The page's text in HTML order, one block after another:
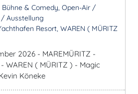
Bühne & Comedy, Open-Air /
/ Ausstellung
Resort, WAREN ( MÜRITZ
2026 - MAREMÜRITZ -
WAREN ( MÜRITZ ) - Magic
Köneke